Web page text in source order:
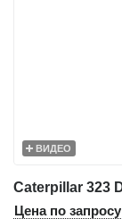
ВИДЕО
Caterpillar 323
Цена по запросу